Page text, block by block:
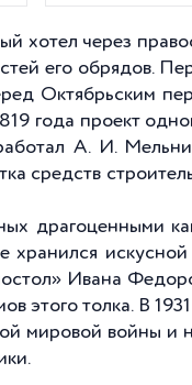
хотел через
его обрядов.
Октябрьским
года проект
А. И.
средств
драгоценными
хранился
Ивана
этого толка. В
мировой войны и